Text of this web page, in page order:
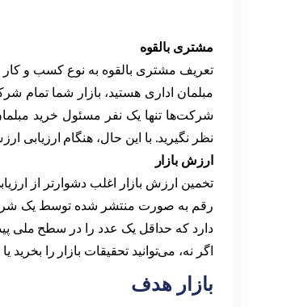
مشتری بالقوه
تعریف مشتری بالقوه به نوع کسب و
مبلمان اداری هستید، بازار شما تمام
شرکت‌ها تنها یک نفر مسئول خرید مبلمان
نظر نگیرید. با این حال، هنگام ارزیابی
ارزش بازار
تخمین ارزش بازار اغلب دشوارتر از
رقم به صورت منتشر شده توسط یک
دارد که حداقل یک عدد را در سطح ملی
اگر نه، می‌توانید تحقیقات بازار را بخرید
بازار هدف